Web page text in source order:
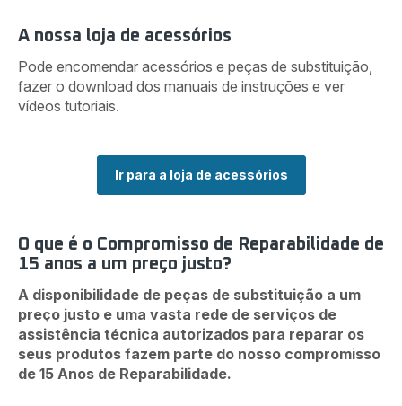
A nossa loja de acessórios
Pode encomendar acessórios e peças de substituição,
fazer o download dos manuais de instruções e ver
vídeos tutoriais.
Ir para a loja de acessórios
O que é o Compromisso de Reparabilidade de
15 anos a um preço justo?
A disponibilidade de peças de substituição a um
preço justo e uma vasta rede de serviços de
assistência técnica autorizados para reparar os
seus produtos fazem parte do nosso compromisso
de 15 Anos de Reparabilidade.